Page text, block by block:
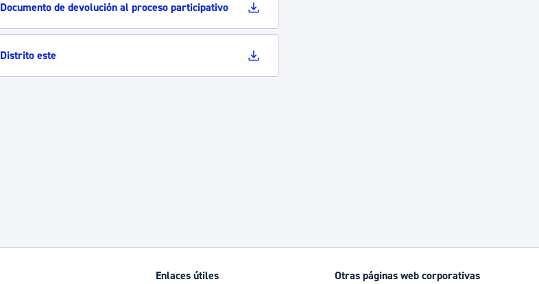
Documento de devolución al proceso participativo
Distrito este
Enlaces útiles Otras páginas web corporativas